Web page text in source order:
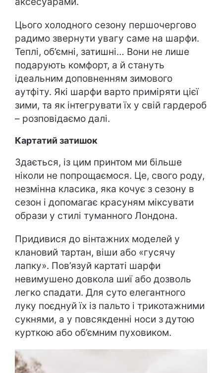
Цього холодного сезону першочергово
радимо звернути увагу саме на шарфи.
Теплі, об’ємні, затишні… Вони не лише
подарують комфорт, а й стануть
ідеальним доповненням зимового
аутфіту. Які шарфи варто приміряти цієї
зими, та як інтегрувати їх у свій гардероб
– розповідаємо далі.
Картатий затишок
Здається, із цим принтом ми більше
ніколи не попрощаємося. Це, свого роду,
незмінна класика, яка кочує з сезону в
сезон і допомагає красуням міксувати
образи у стилі туманного Лондона.
Придивися до вінтажних моделей у
клановий тартан, віши або «гусячу
лапку». Пов’язуй картаті шарфи
невимушено довкола шиї або дозволь
легко спадати. Для суто елегантного
луку поєднуй їх із пальто і трикотажними
сукнями, а у повсякденні носи з дутою
курткою або об’ємним пуховиком.